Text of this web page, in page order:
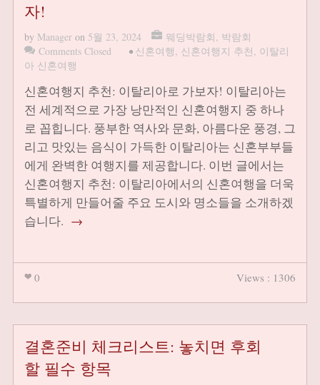
자!
by Manager on 5월 23, 2024 웨딩박람회, 박람회
Comments Closed
• 신혼여행, 신혼여행지 추천, 이탈리
아 신혼여행
신혼여행지 추천: 이탈리아로 가보자! 이탈리아는
전 세계적으로 가장 낭만적인 신혼여행지 중 하나
로 꼽힙니다. 풍부한 역사와 문화, 아름다운 풍경, 그
리고 맛있는 음식이 가득한 이탈리아는 신혼부부들
에게 완벽한 여행지를 제공합니다. 이번 글에서는
신혼여행지 추천: 이탈리아에서의 신혼여행을 더욱
특별하게 만들어줄 주요 도시와 명소들을 소개하겠
습니다. →
0 Views : 1306
결혼준비 체크리스트: 놓치면 후회
할 필수 항목